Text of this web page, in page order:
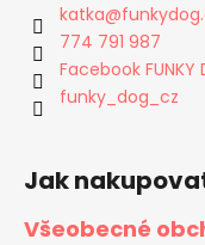
katka@
774 791 987
Facebook FUNKY
funky_dog_cz
Jak
Všeobecné